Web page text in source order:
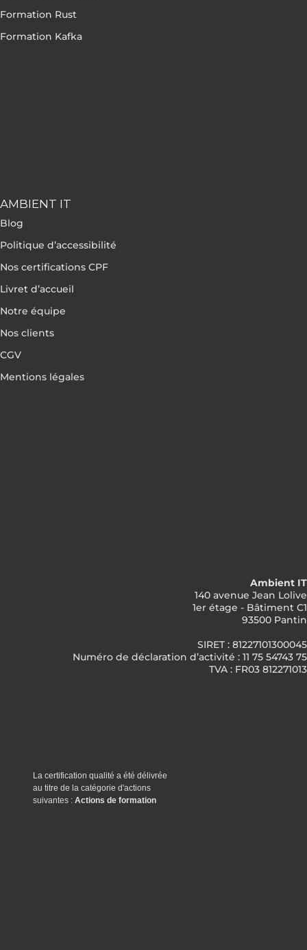
Formation Rust
Formation Kafka
AMBIENT IT
Blog
Politique d’accessibilité
Nos certifications CPF
Livret d’accueil
Notre équipe
Nos clients
CGV
Mentions légales
Ambient IT
140 avenue Jean Lolive
1er étage - Bâtiment C1
93500 Pantin
SIRET : 81227101300045
Numéro de déclaration d’activité : 11 75 54743 75
TVA : FR03 812271013
La certification qualité a été délivrée
au titre de la catégorie d'actions
suivantes : Actions de formation